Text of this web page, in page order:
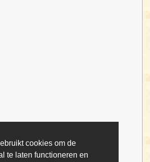
cookies om de
te laten functioneren en